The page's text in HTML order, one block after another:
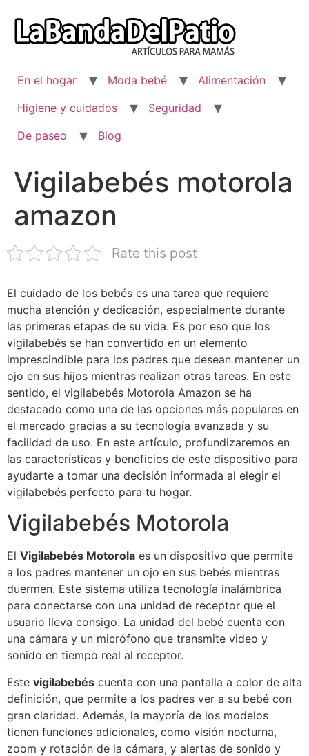
contenido
En el hogar Moda bebé
Alimentación
Higiene y cuidados
Seguridad
De paseo
Blog
Vigilabebés motorola
amazon
Rate this post
El cuidado de los bebés es una tarea que requiere
mucha atención y dedicación, especialmente durante
las primeras etapas de su vida. Es por eso que los
vigilabebés se han convertido en un elemento
imprescindible para los padres que desean mantener un
ojo en sus hijos mientras realizan otras tareas. En este
sentido, el vigilabebés Motorola Amazon se ha
destacado como una de las opciones más populares en
el mercado gracias a su tecnología avanzada y su
facilidad de uso. En este artículo, profundizaremos en
las características y beneficios de este dispositivo para
ayudarte a tomar una decisión informada al elegir el
vigilabebés perfecto para tu hogar.
Vigilabebés Motorola
El Vigilabebés Motorola es un dispositivo que permite
a los padres mantener un ojo en sus bebés mientras
duermen. Este sistema utiliza tecnología inalámbrica
para conectarse con una unidad de receptor que el
usuario lleva consigo. La unidad del bebé cuenta con
una cámara y un micrófono que transmite video y
sonido en tiempo real al receptor.
Este vigilabebés cuenta con una pantalla a color de alta
definición, que permite a los padres ver a su bebé con
gran claridad. Además, la mayoría de los modelos
tienen funciones adicionales, como visión nocturna,
zoom y rotación de la cámara, y alertas de sonido y